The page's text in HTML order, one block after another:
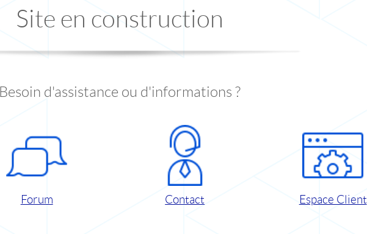
Site en construction
Besoin d'assistance ou d'informations ?
Forum Contact Espace Client